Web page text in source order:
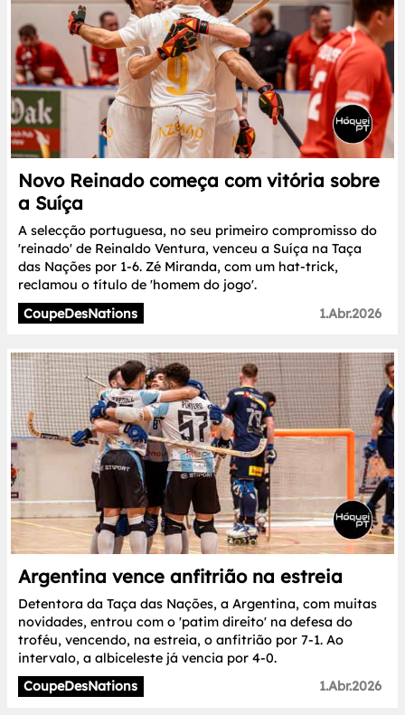
Novo Reinado começa com vitória sobre
a Suíça
A selecção portuguesa, no seu primeiro compromisso do
'reinado' de Reinaldo Ventura, venceu a Suíça na Taça
das Nações por 1-6. Zé Miranda, com um hat-trick,
reclamou o título de 'homem do jogo'.
CoupeDesNations
1.Abr.2026
Argentina vence anfitrião na estreia
Detentora da Taça das Nações, a Argentina, com muitas
novidades, entrou com o 'patim direito' na defesa do
troféu, vencendo, na estreia, o anfitrião por 7-1. Ao
intervalo, a albiceleste já vencia por 4-0.
CoupeDesNations
1.Abr.2026